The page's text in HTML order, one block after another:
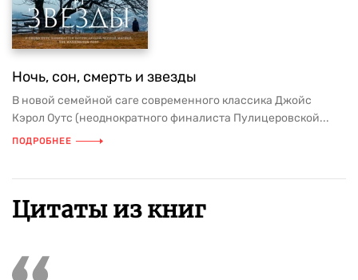
Ночь, сон, смерть и звезды
В новой семейной саге современного классика Джойс
Кэрол Оутс (неоднократного финалиста Пулицеровской...
ПОДРОБНЕЕ
Цитаты из книг